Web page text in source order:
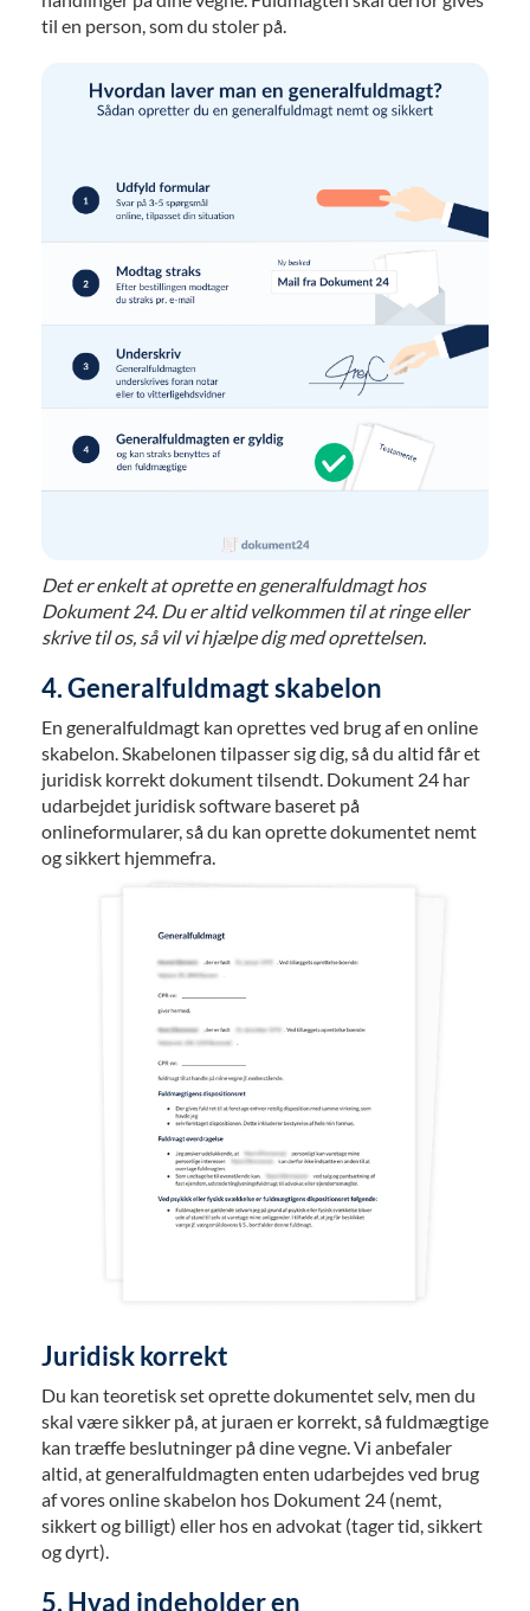
til en person, som du stoler på.
Det er enkelt at oprette en generalfuldmagt hos
Dokument 24. Du er altid velkommen til at ringe eller
skrive til os, så vil vi hjælpe dig med oprettelsen.
4. Generalfuldmagt skabelon
En generalfuldmagt kan oprettes ved brug af en online
skabelon. Skabelonen tilpasser sig dig, så du altid får et
juridisk korrekt dokument tilsendt. Dokument 24 har
udarbejdet juridisk software baseret på
onlineformularer, så du kan oprette dokumentet nemt
og sikkert hjemmefra.
Juridisk korrekt
Du kan teoretisk set oprette dokumentet selv, men du
skal være sikker på, at juraen er korrekt, så fuldmægtige
kan træffe beslutninger på dine vegne. Vi anbefaler
altid, at generalfuldmagten enten udarbejdes ved brug
af vores online skabelon hos Dokument 24 (nemt,
sikkert og billigt) eller hos en advokat (tager tid, sikkert
og dyrt).
5. Hvad indeholder en